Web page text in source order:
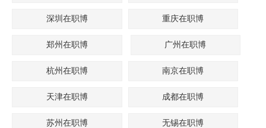
深圳在职博 重庆在职博
郑州在职博 广州在职博
杭州在职博 南京在职博
天津在职博 成都在职博
苏州在职博 无锡在职博